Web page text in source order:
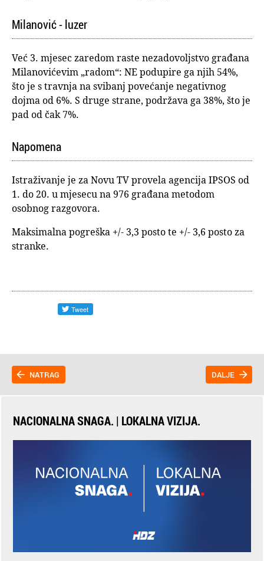
Milanović - luzer
Već 3. mjesec zaredom raste nezadovoljstvo građana
Milanovićevim „radom“: NE podupire ga njih 54%,
što je s travnja na svibanj povećanje negativnog
dojma od 6%. S druge strane, podržava ga 38%, što je
pad od čak 7%.
Napomena
Istraživanje je za Novu TV provela agencija IPSOS od
1. do 20. u mjesecu na 976 građana metodom
osobnog razgovora.
Maksimalna pogreška +/- 3,3 posto te +/- 3,6 posto za
stranke.
NATRAG DALJE
NACIONALNA SNAGA. | LOKALNA VIZIJA.